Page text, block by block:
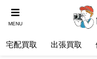
MENU
宅配買取 出張買取